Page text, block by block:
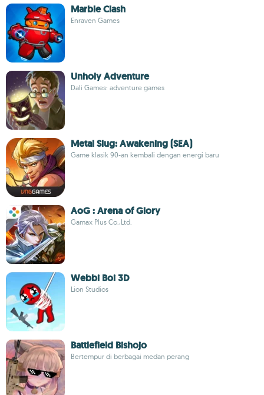
Marble Clash
Enraven Games
Unholy Adventure
Dali Games: adventure games
Metal Slug: Awakening (SEA)
Game klasik 90-an kembali dengan energi baru
AoG : Arena of Glory
Gamax Plus Co.,Ltd.
Webbi Boi 3D
Lion Studios
Battlefield Bishojo
Bertempur di berbagai medan perang